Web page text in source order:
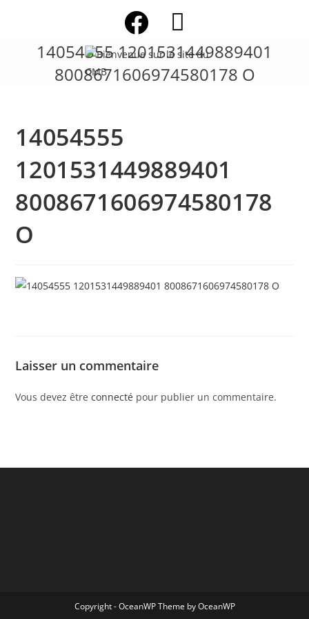
14054555 1201531449889401
8008671606974580178 O
14054555
1201531449889401
8008671606974580178
O
Laisser un commentaire
Vous devez êtreconnecté pour publier un commentaire.
Copyright - OceanWP Theme by OceanWP